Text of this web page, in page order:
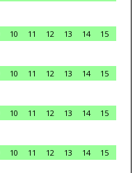
10 11 12 13 14
15
10 11 12 13 14
15
10 11 12 13 14
15
10 11 12 13 14
15